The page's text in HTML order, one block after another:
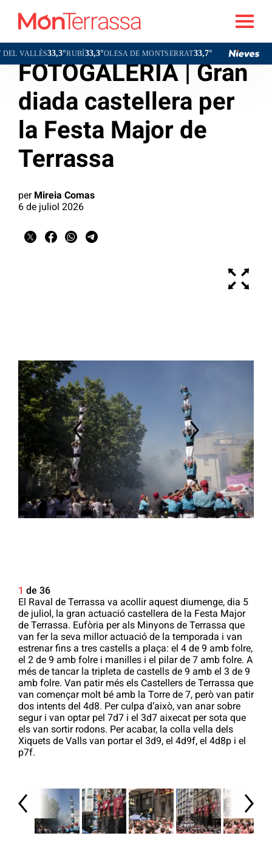
VALLÈS33,3°RUBÍ33,3°OLESA DE MONTSERRAT33,7°
FOTOGALERIA | Gran
diada castellera per
la Festa Major de
Terrassa
per Mireia Comas
6 de juliol 2026
1 de 36
El Raval de Terrassa va acollir aquest diumenge, dia 5
de juliol, la gran actuació castellera de la Festa Major
de Terrassa. Eufòria per als Minyons de Terrassa que
van fer la seva millor actuació de la temporada i van
estrenar fins a tres castells a plaça: el 4 de 9 amb folre,
el 2 de 9 amb folre i manilles i el pilar de 7 amb folre. A
més de tancar la tripleta de castells de 9 amb el 3 de 9
amb folre. Van patir més els Castellers de Terrassa que
van començar molt bé amb la Torre de 7, però van patir
dos intents del 4d8. Per culpa d’això, van anar sobre
segur i van optar pel 7d7 i el 3d7 aixecat per sota que
els van sortir rodons. Per acabar, la colla vella dels
Xiquets de Valls van portar el 3d9, el 4d9f, el 4d8p i el
p7f.